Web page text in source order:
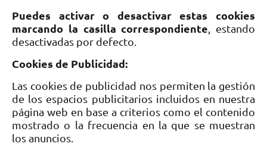
Puedes activar o desactivar estas cookies
marcando la casilla correspondiente , estando
desactivadas por defecto.
Cookies de Publicidad:
Las cookies de publicidad nos permiten la gestión
de los espacios publicitarios incluidos en nuestra
página web en base a criterios como el contenido
mostrado o la frecuencia en la que se muestran
los anuncios.